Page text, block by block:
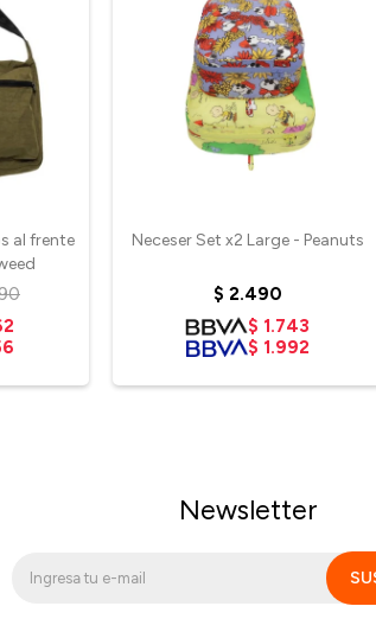
al frente
Neceser Set x2 Large - Peanuts
$ 2.490
$ 1.743
$ 1.992
Newsletter